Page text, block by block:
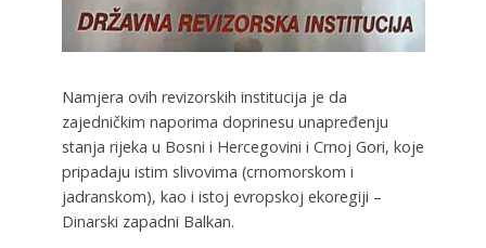
Namjera ovih revizorskih institucija je da
zajedničkim naporima doprinesu unapređenju
stanja rijeka u Bosni i Hercegovini i Crnoj Gori, koje
pripadaju istim slivovima (crnomorskom i
jadranskom), kao i istoj evropskoj ekoregiji –
Dinarski zapadni Balkan.